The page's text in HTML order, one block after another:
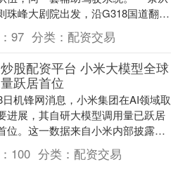
珠峰大剧院出发，沿G318国道翻越
山口，挑战珠峰108拐——17公
97 分类： 配资交易
股配资平台 小米大模型全球
跃居首位
日机锋网消息，小米集团在AI领域取
进展，其自研大模型调用量已跃居
位。这一数据来自小米内部披露，
其在端侧AI部署上的规模化优势。
....100 分类： 配资交易